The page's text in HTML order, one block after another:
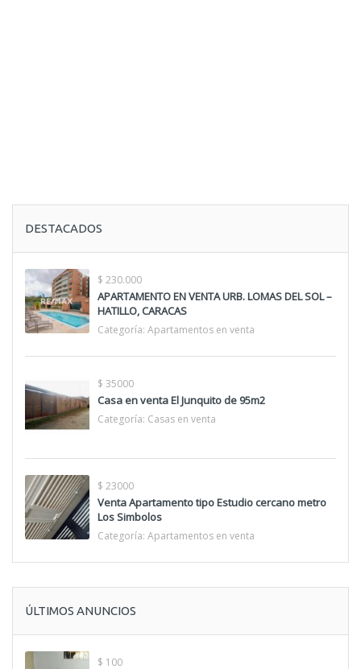
DESTACADOS
$ 230.000
APARTAMENTO EN VENTA URB. LOMAS DEL SOL –
HATILLO, CARACAS
Categoría: Apartamentos en venta
$ 35000
Casa en venta El Junquito de 95m2
Categoría: Casas en venta
$ 23000
Venta Apartamento tipo Estudio cercano metro
Los Simbolos
Categoría: Apartamentos en venta
ÚLTIMOS ANUNCIOS
$ 100